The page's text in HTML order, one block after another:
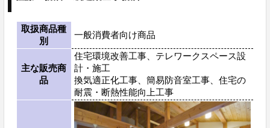
取扱商品種
別
一般消費者向け商品
主な販売商
品
住宅環境改善工事、テレワークスペース設
計・施工
換気適正化工事、簡易防音室工事、住宅の
耐震・断熱性能向上工事